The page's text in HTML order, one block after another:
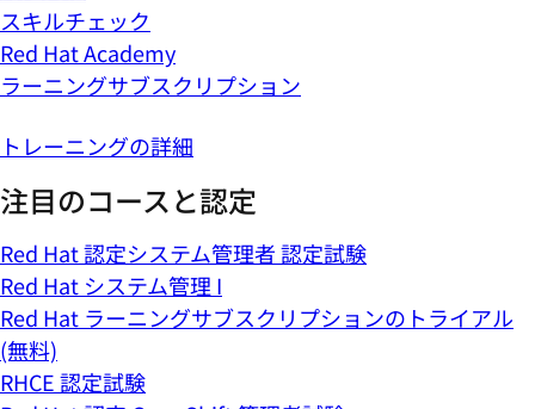
スキルチェック
Red Hat Academy
ラーニングサブスクリプション
トレーニングの詳細
注目のコースと認定
Red Hat 認定システム管理者 認定試験
Red Hat システム管理 I
Red Hat ラーニングサブスクリプションのトライアル
(無料)
RHCE 認定試験